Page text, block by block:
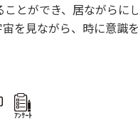
とができ、居ながらに
を見ながら、時に意識
ｱﾝｹｰﾄ